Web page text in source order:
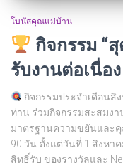
โบนัสคุณแม่บ้าน
กิจกรรม “
รับงานต่อเนื่อ
กิจกรรมประจำเดือน
ท่าน ร่วมกิจกรรมสะสมง
มาตรฐานความขยันและคุ
90 วัน ตั้งแต่วันที่ 1 สิงหา
สิทธิ์รับ ของรางวัลและ